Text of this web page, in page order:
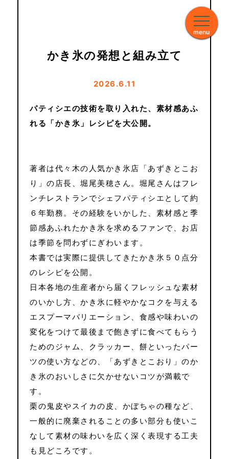
menu
かき氷の発想と組み立て
2026.6.11
パティシエの技術を取り入れた、素材感あふ
れる「かき氷」レシピを大公開。
著者は代々木の人気かき氷店「あずきとこお
り」の店長、堀尾美穂さん。堀尾さんはフレ
ンチレストランでシェフパティシエとして約
６年勤務。その経験をいかした、素材感と季
節感あふれたかき氷を求めるファンで、お店
は季節を問わずにぎわいます。
本書では実際に提供してきたかき氷５０点分
のレシピを公開。
日本各地の生産者から届くフレッシュな素材
のいかし方、かき氷に軽やかなコクを与える
エスプーマバリエーション、食感や味わいの
変化をつけて最後まで飽きずに食べてもらう
ためのジャム、クラッカー、餅といったパー
ツの使い方などの、「あずきとこおり」のか
き氷のおいしさに欠かせないコツが満載で
す。
栗の鬼皮やスイカの皮、かぼちゃの種など、
一般的に廃棄されることの多い部分も使いこ
なして素材の味わいを広く深く表現する工夫
も見どころです。